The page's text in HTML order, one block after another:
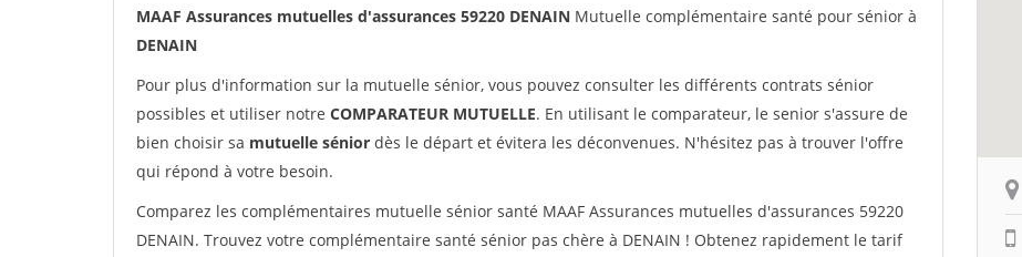
MAAF Assurances mutuelles d'assurances 59220 DENAIN Mutuelle complémentaire santé pour sénior à
DENAIN
Pour plus d'information sur la mutuelle sénior, vous pouvez consulter les différents contrats sénior
possibles et utiliser notre COMPARATEUR MUTUELLE. En utilisant le comparateur, le senior s'assure de
bien choisir sa mutuelle sénior dès le départ et évitera les déconvenues. N'hésitez pas à trouver l'offre
qui répond à votre besoin.
Comparez les complémentaires mutuelle sénior santé MAAF Assurances mutuelles d'assurances 59220
DENAIN. Trouvez votre complémentaire santé sénior pas chère à DENAIN ! Obtenez rapidement le tarif